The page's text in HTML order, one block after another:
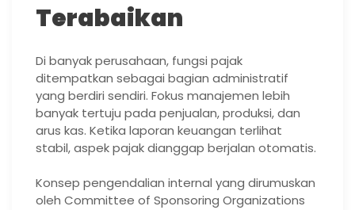
Terabaikan
Di banyak perusahaan, fungsi pajak
ditempatkan sebagai bagian administratif
yang berdiri sendiri. Fokus manajemen lebih
banyak tertuju pada penjualan, produksi, dan
arus kas. Ketika laporan keuangan terlihat
stabil, aspek pajak dianggap berjalan otomatis.
Konsep pengendalian internal yang dirumuskan
oleh Committee of Sponsoring Organizations